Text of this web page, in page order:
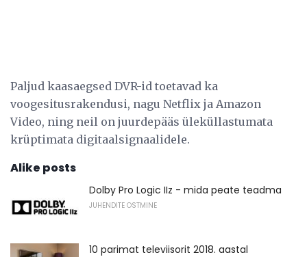
Paljud kaasaegsed DVR-id toetavad ka
voogesitusrakendusi, nagu Netflix ja Amazon
Video, ning neil on juurdepääs üleküllastumata
krüptimata digitaalsignaalidele.
Alike posts
Dolby Pro Logic IIz - mida peate teadma
JUHENDITE OSTMINE
10 parimat televiisorit 2018. aastal